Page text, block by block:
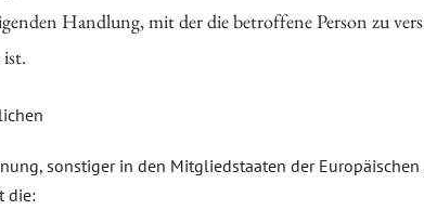
Handlung, mit der die betroffene Person zu
sonstiger in den Mitgliedstaaten der
die: